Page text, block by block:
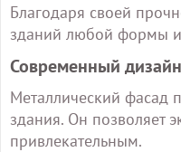
Благодаря своей
зданий любой формы и
Современный дизайн
Металлический фасад
здания. Он позволяет
привлекательным.